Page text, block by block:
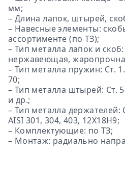
мм;
– Длина лапок, штырей,
– Навесные элементы:
ассортименте (по ТЗ);
– Тип металла лапок и
нержавеющая,
– Тип металла пружин: Ст.
70;
– Тип металла штырей: Ст.
и др.;
– Тип металла держателей:
AISI 301, 304, 403, 12Х18Н9;
– Комплектующие: по ТЗ;
– Монтаж: радиально